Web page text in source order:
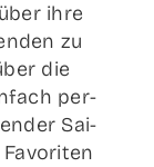
ihre
zu
die
per­
Sai­